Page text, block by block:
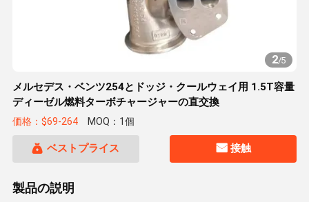
2/5
メルセデス・ベンツ254とドッジ・クールウェイ用 1.5T容量
ディーゼル燃料ターボチャージャーの直交換
価格：$69-264 MOQ：1個
ベストプライス 接触
製品の説明